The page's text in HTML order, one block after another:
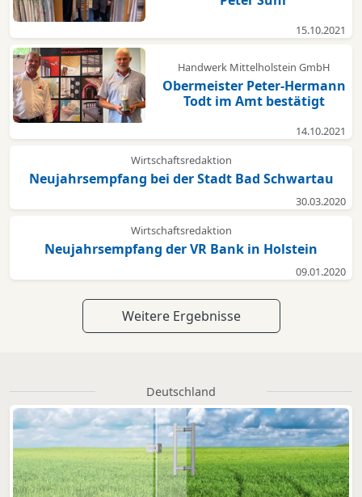
15.10.2021
Handwerk Mittelholstein GmbH
Obermeister Peter-Hermann
Todt im Amt bestätigt
14.10.2021
Wirtschaftsredaktion
Neujahrsempfang bei der Stadt Bad Schwartau
30.03.2020
Wirtschaftsredaktion
Neujahrsempfang der VR Bank in Holstein
09.01.2020
Weitere Ergebnisse
Deutschland